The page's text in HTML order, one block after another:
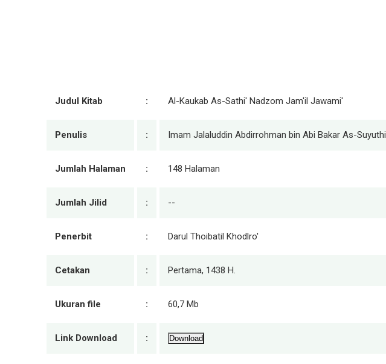
Judul Kitab : Al-Kaukab As-Sathi' Nadzom Jam'il Jawami'
Penulis : Imam Jalaluddin Abdirrohman bin Abi Bakar As-Suyuthi
Jumlah Halaman : 148 Halaman
Jumlah Jilid : --
Penerbit : Darul Thoibatil Khodlro'
Cetakan : Pertama, 1438 H.
Ukuran file : 60,7 Mb
Link Download : Download